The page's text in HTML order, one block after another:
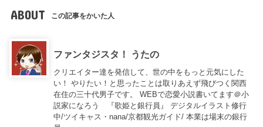
ABOUT この記事をかいた人
ファンタジスタ！ うたの
クリエイター達を発信して、世の中をもっと元気にした
い！ やりたい！と思ったことは取りあえず飛びつく関西
在住の三十代男子です。 WEBで恋愛小説書いてます＠小
説家になろう 『歌姫と銀行員』 デジタルイラスト修行
中/ツイキャス・nana/京都観光ガイド/ 本業は場末の銀行